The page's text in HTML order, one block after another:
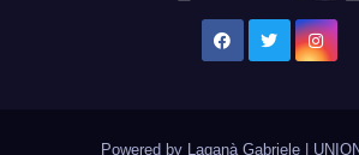
Powered by Laganà Gabriele